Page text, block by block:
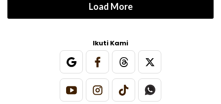
Load More
Ikuti Kami